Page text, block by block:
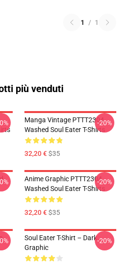
1 / 1
più venduti
Manga Vintage PTTT2304
Washed Soul Eater T-Shirts
32,20 €$35
-20%
Anime Graphic PTTT2304
Washed Soul Eater T-Shirts
32,20 €$35
-20%
Soul Eater T-Shirt – Dark
Graphic
-20%